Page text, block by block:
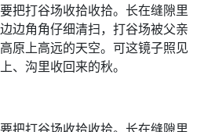
把打谷场收拾收拾。长在缝隙里
边角角仔细清扫，打谷场被父亲
原上高远的天空。可这镜子照见
、沟里收回来的秋。